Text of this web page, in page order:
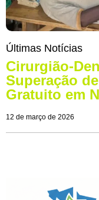
Últimas Notícias
Cirurgião-
Superação
Gratuito em
12 de março de 2026